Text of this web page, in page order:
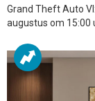
Grand Theft Auto
augustus om 15:00